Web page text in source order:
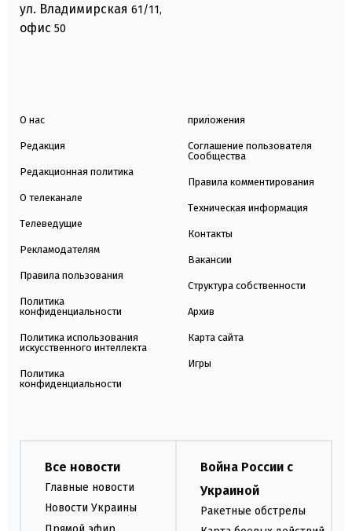
ул. Владимирская 61/11,
офис 50
О нас
Редакция
Редакционная политика
О телеканале
Телеведущие
Рекламодателям
Правила пользования
Политика
конфиденциальности
Политика использования
искусственного интеллекта
Политика
конфиденциальности
приложения
Соглашение пользователя
Сообщества
Правила комментирования
Техническая информация
Контакты
Вакансии
Структура собственности
Архив
Карта сайта
Игры
Все новости
Главные новости
Новости Украины
Война России с
Украиной
Ракетные обстрелы